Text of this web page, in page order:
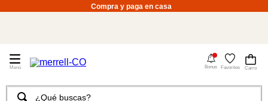
Compra y paga en casa
4
Bonus Favoritos
¿Qué buscas?